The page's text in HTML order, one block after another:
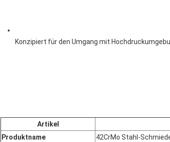
Konzipiert für den Umgang mit
Artikel
Produktname
42CrMo Stahl-